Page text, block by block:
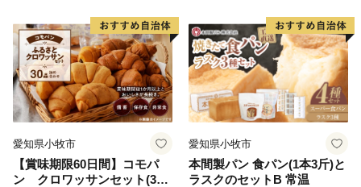
愛知県小牧市
【賞味期限60日間】コモパ
ン クロワッサンセット(30
愛知県小牧市
本間製パン 食パン(1本3斤)と
ラスクのセットB 常温